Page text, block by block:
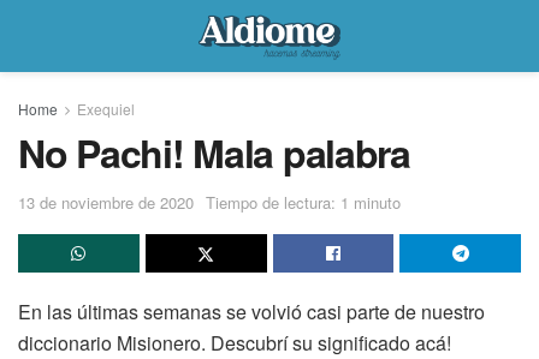
Home Exequiel
No Pachi! Mala palabra
13 de noviembre de 2020 Tiempo de lectura: 1 minuto
En las últimas semanas se volvió casi parte de nuestro
diccionario Misionero. Descubrí su significado acá!